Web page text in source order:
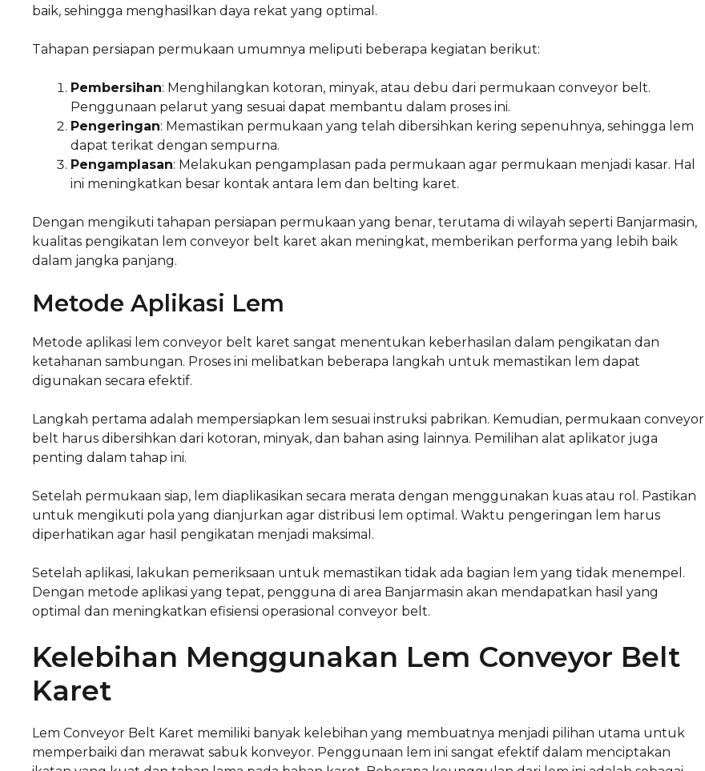
baik, sehingga menghasilkan daya rekat yang optimal.
Tahapan persiapan permukaan umumnya meliputi beberapa kegiatan berikut:
Pembersihan: Menghilangkan kotoran, minyak, atau debu dari permukaan conveyor belt.
Penggunaan pelarut yang sesuai dapat membantu dalam proses ini.
Pengeringan: Memastikan permukaan yang telah dibersihkan kering sepenuhnya, sehingga lem
dapat terikat dengan sempurna.
Pengamplasan: Melakukan pengamplasan pada permukaan agar permukaan menjadi kasar. Hal
ini meningkatkan besar kontak antara lem dan belting karet.
Dengan mengikuti tahapan persiapan permukaan yang benar, terutama di wilayah seperti Banjarmasin,
kualitas pengikatan lem conveyor belt karet akan meningkat, memberikan performa yang lebih baik
dalam jangka panjang.
Metode Aplikasi Lem
Metode aplikasi lem conveyor belt karet sangat menentukan keberhasilan dalam pengikatan dan
ketahanan sambungan. Proses ini melibatkan beberapa langkah untuk memastikan lem dapat
digunakan secara efektif.
Langkah pertama adalah mempersiapkan lem sesuai instruksi pabrikan. Kemudian, permukaan conveyor
belt harus dibersihkan dari kotoran, minyak, dan bahan asing lainnya. Pemilihan alat aplikator juga
penting dalam tahap ini.
Setelah permukaan siap, lem diaplikasikan secara merata dengan menggunakan kuas atau rol. Pastikan
untuk mengikuti pola yang dianjurkan agar distribusi lem optimal. Waktu pengeringan lem harus
diperhatikan agar hasil pengikatan menjadi maksimal.
Setelah aplikasi, lakukan pemeriksaan untuk memastikan tidak ada bagian lem yang tidak menempel.
Dengan metode aplikasi yang tepat, pengguna di area Banjarmasin akan mendapatkan hasil yang
optimal dan meningkatkan efisiensi operasional conveyor belt.
Kelebihan Menggunakan Lem Conveyor Belt
Karet
Lem Conveyor Belt Karet memiliki banyak kelebihan yang membuatnya menjadi pilihan utama untuk
memperbaiki dan merawat sabuk konveyor. Penggunaan lem ini sangat efektif dalam menciptakan